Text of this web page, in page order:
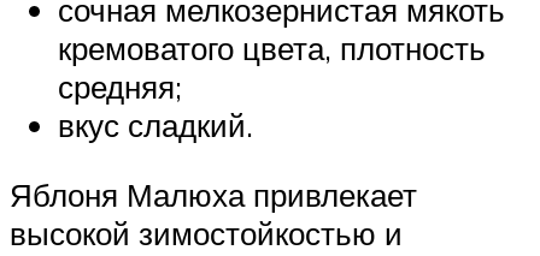
сочная мелкозернистая мякоть
кремоватого цвета, плотность
средняя;
вкус сладкий.
Яблоня Малюха привлекает
высокой зимостойкостью и